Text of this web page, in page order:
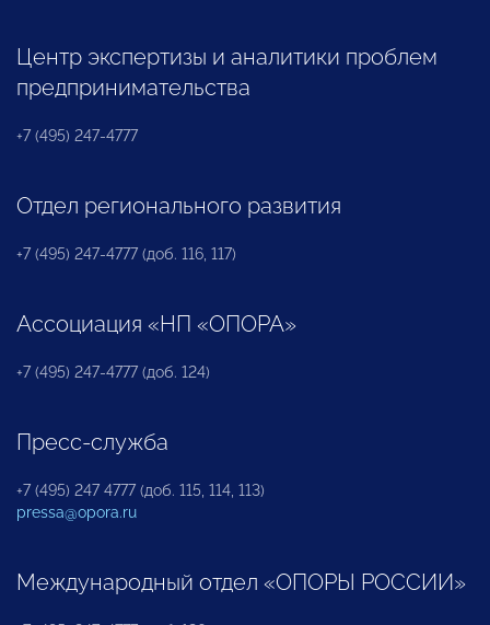
Центр экспертизы и аналитики проблем
предпринимательства
+7 (495) 247-4777
Отдел регионального развития
+7 (495) 247-4777 (доб. 116, 117)
Ассоциация «НП «ОПОРА»
+7 (495) 247-4777 (доб. 124)
Пресс-служба
+7 (495) 247 4777 (доб. 115, 114, 113)
pressa@opora.ru
Международный отдел «ОПОРЫ РОССИИ»